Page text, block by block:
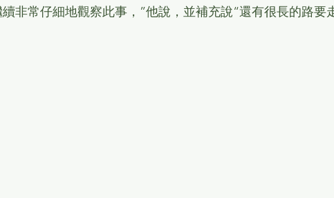
非常仔細地觀察此事，”他說，並補充說“還有很長的路要